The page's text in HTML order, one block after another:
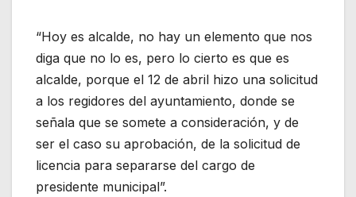
“Hoy es alcalde, no hay un elemento que nos
diga que no lo es, pero lo cierto es que es
alcalde, porque el 12 de abril hizo una solicitud
a los regidores del ayuntamiento, donde se
señala que se somete a consideración, y de
ser el caso su aprobación, de la solicitud de
licencia para separarse del cargo de
presidente municipal”.